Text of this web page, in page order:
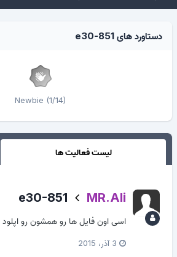
دستاورد های e30-851
Newbie (1/14)
لیست فعالیت ها
MR.Ali
e30-851
اسی اون فایل ها رو همشون رو
3 آذر، 2015